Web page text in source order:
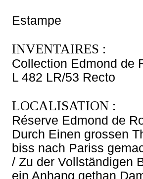
Estampe
INVENTAIRES :
Collection Edmond de
L 482 LR/53 Recto
LOCALISATION :
Réserve Edmond de
Durch Einen grossen
biss nach Pariss
/ Zu der Vollständigen
ein Anhang gethan